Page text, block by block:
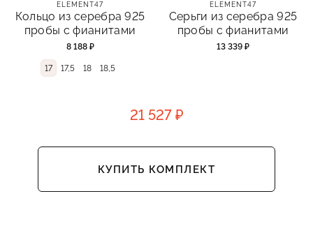
ELEMENT47
Кольцо из серебра 925
пробы с фианитами
8 188 ₽
17 17,5 18 18,5
ELEMENT47
Серьги из серебра 925
пробы с фианитами
13 339 ₽
21 527 ₽
КУПИТЬ КОМПЛЕКТ